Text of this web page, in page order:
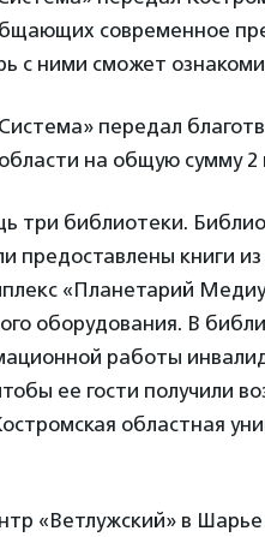
современное
с ними сможет
передал
на общую сумму 2
три библиотеки.
книги из
«Планетарий
оборудования. В
работы
ее гости получили
областная
«Ветлужский» в